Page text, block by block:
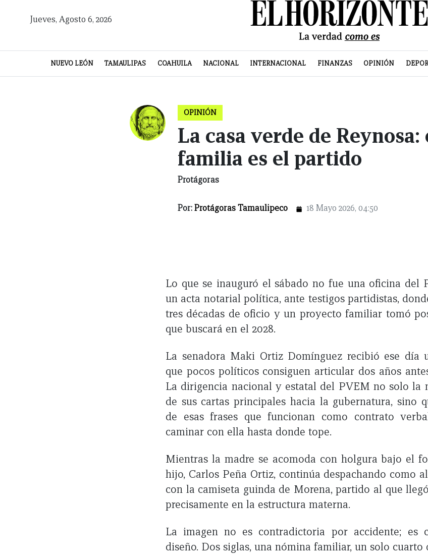
Jueves, Agosto 6, 2026
NUEVO LEÓN TAMAULIPAS COAHUILA NACIONAL INTERNACIONAL FINANZAS OPINIÓN
LEÓN
VIDA
OPINIÓN
La casa verde de
familia es el partido
Protágoras
Por:Protágoras Tamaulipeco 18 Mayo 2026, 04:50
Lo que se inauguró el sábado no fue una oficina del
un acta notarial política, ante testigos partidistas,
tres décadas de oficio y un proyecto familiar tomó
que buscará en el 2028.
La senadora Maki Ortiz Domínguez recibió ese día
que pocos políticos consiguen articular dos años
La dirigencia nacional y estatal del PVEM no solo la
de sus cartas principales hacia la gubernatura, sino
de esas frases que funcionan como contrato
caminar con ella hasta donde tope.
Mientras la madre se acomoda con holgura bajo el
hijo, Carlos Peña Ortiz, continúa despachando como
con la camiseta guinda de Morena, partido al que
precisamente en la estructura materna.
La imagen no es contradictoria por accidente; es
diseño. Dos siglas, una nómina familiar, un solo cuarto